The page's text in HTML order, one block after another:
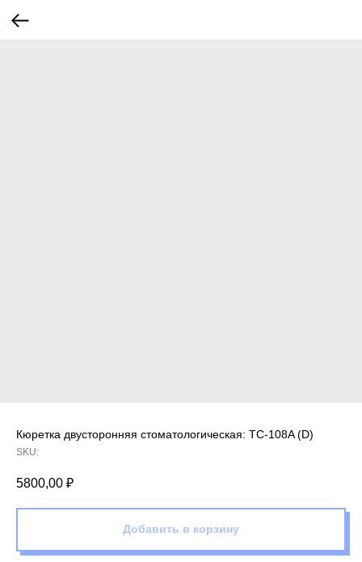
Кюретка двусторонняя стоматологическая: TC-108A (D)
SKU:
5800,00 ₽
Добавить в корзину